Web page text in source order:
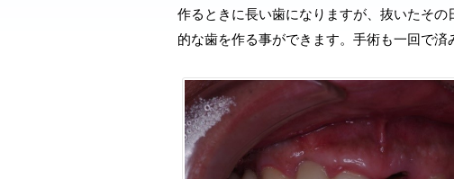
作るときに長い歯になりますが、抜いたそ
的な歯を作る事ができます。手術も一回で済